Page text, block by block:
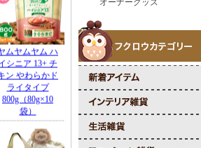
オーナーグッズ